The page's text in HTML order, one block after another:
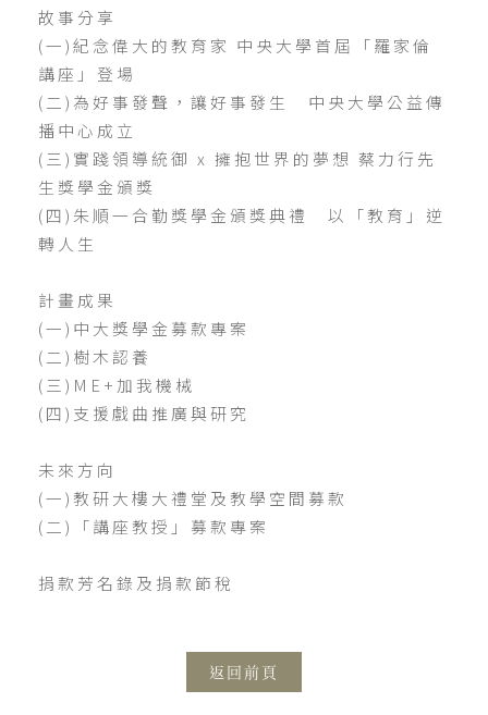
故事分享
(一)紀念偉大的教育家 中央大學首屆「羅家倫
講座」登場
(二)為好事發聲，讓好事發生 中央大學公益傳
播中心成立
(三)實踐領導統御 x 擁抱世界的夢想 蔡力行先
生獎學金頒獎
(四)朱順一合勤獎學金頒獎典禮 以「教育」逆
轉人生
計畫成果
(一)中大獎學金募款專案
(二)樹木認養
(三)ME+加我機械
(四)支援戲曲推廣與研究
未來方向
(一)教研大樓大禮堂及教學空間募款
(二)「講座教授」募款專案
捐款芳名錄及捐款節稅
返回前頁